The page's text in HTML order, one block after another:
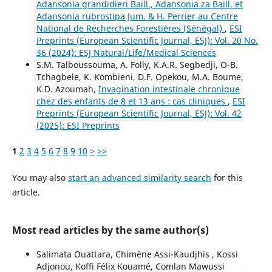
Adansonia grandidieri Baill., Adansonia za Baill. et
Adansonia rubrostipa Jum. & H. Perrier au Centre
National de Recherches Forestières (Sénégal) , ESI
Preprints (European Scientific Journal, ESJ): Vol. 20 No.
36 (2024): ESJ Natural/Life/Medical Sciences
S.M. Talboussouma, A. Folly, K.A.R. Segbedji, O-B.
Tchagbele, K. Kombieni, D.F. Opekou, M.A. Boume,
K.D. Azoumah, Invagination intestinale chronique
chez des enfants de 8 et 13 ans : cas cliniques , ESI
Preprints (European Scientific Journal, ESJ): Vol. 42
(2025): ESI Preprints
1 2 3 4 5 6 7 8 9 10 > >>
You may also start an advanced similarity search for this
article.
Most read articles by the same author(s)
Salimata Ouattara, Chimène Assi-Kaudjhis , Kossi
Adjonou, Koffi Félix Kouamé, Comlan Mawussi